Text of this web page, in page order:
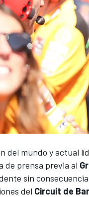
del mundo y actual
de prensa previa al
sin
del Circuit de